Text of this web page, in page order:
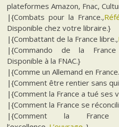
plateformes Amazon, Fnac,
|{Combats pour la France.,
Disponible chez votre libraire.}
|{Combattant de la France libre.,
|{Commando de la France
Disponible à la FNAC.}
|{Comme un Allemand en
|{Comment être rentier sans
|{Comment la France a tué ses
|{Comment la France se
|{Comment la